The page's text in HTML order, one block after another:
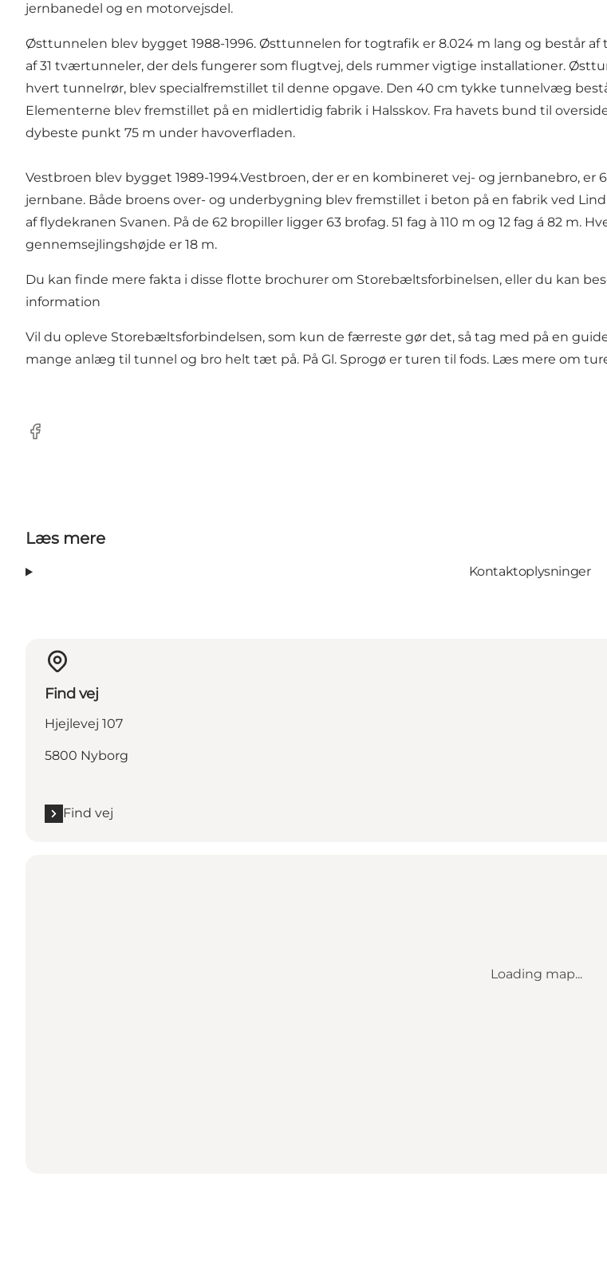
jernbanedel og en motorvejsdel.
Østtunnelen blev bygget 1988-1996. Østtunnelen for togtrafik er 8.024 m lang og består
af 31 tværtunneler, der dels fungerer som flugtvej, dels rummer vigtige installationer.
hvert tunnelrør, blev specialfremstillet til denne opgave. Den 40 cm tykke tunnelvæg
Elementerne blev fremstillet på en midlertidig fabrik i Halsskov. Fra havets bund til
dybeste punkt 75 m under havoverfladen.
Vestbroen blev bygget 1989-1994.Vestbroen, der er en kombineret vej- og jernbanebro, er
jernbane. Både broens over- og underbygning blev fremstillet i beton på en fabrik ved
af flydekranen Svanen. På de 62 bropiller ligger 63 brofag. 51 fag à 110 m og 12 fag á 82 m.
gennemsejlingshøjde er 18 m.
Du kan finde mere fakta i disse flotte brochurer om Storebæltsforbinelsen, eller du kan
information
Vil du opleve Storebæltsforbindelsen, som kun de færreste gør det, så tag med på en
mange anlæg til tunnel og bro helt tæt på. På Gl. Sprogø er turen til fods. Læs mere om
Facebook
Læs mere
Kontaktoplysninger
Find vej
Hjejlevej 107
5800 Nyborg
Find vej
Loading map...